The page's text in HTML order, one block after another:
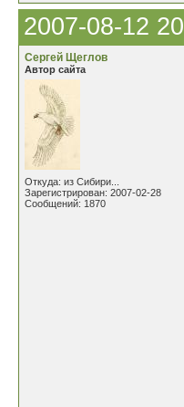
2007-08-12
Сергей Щеглов
Автор сайта
Откуда: из Сибири...
Зарегистрирован: 2007-02-28
Сообщений: 1870